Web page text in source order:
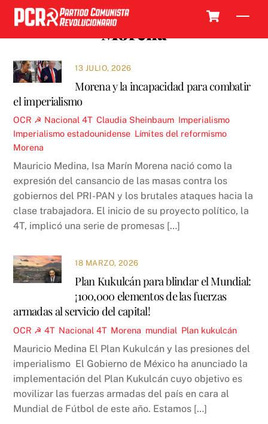
Skip
content
Morena
13 JULIO, 2026
Morena y la incapacidad para combatir
el imperialismo
OCR ☭ Nacional 4T,Claudia Sheinbaum Imperialismo
Imperialismo estadounidense Límites del reformismo
Morena
Mauricio Medina, Isa Marín Morena nació como la
expresión del cansancio de las masas contra los
gobiernos del PRI-PAN y los brutales ataques hacia la
clase trabajadora. El inicio de su proyecto político, la
4T, implicó una serie de promesas […]
18 MARZO, 2026
Plan Kukulcán para blindar el Mundial:
¡100,000 elementos de las fuerzas
armadas al servicio del capital!
OCR ☭ 4T, Nacional 4T, Morena mundial Plan kukulcán
Mauricio Medina El Plan Kukulcán y las presiones del
imperialismo El Gobierno de México ha anunciado la
implementación del Plan Kukulcán cuyo objetivo es
movilizar las fuerzas armadas del país en cara al
Mundial de Fútbol de este año. Estamos […]